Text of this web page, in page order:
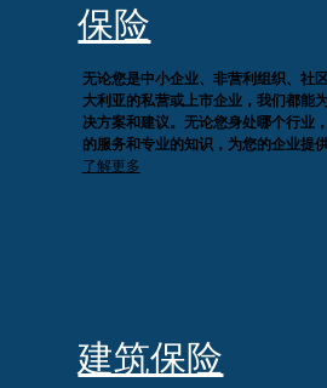
保险
无论您是中小企业、非营利组织、社
大利亚的私营或上市企业，我们都能
决方案和建议。无论您身处哪个行业
的服务和专业的知识，为您的企业提
了解更多
建筑保险